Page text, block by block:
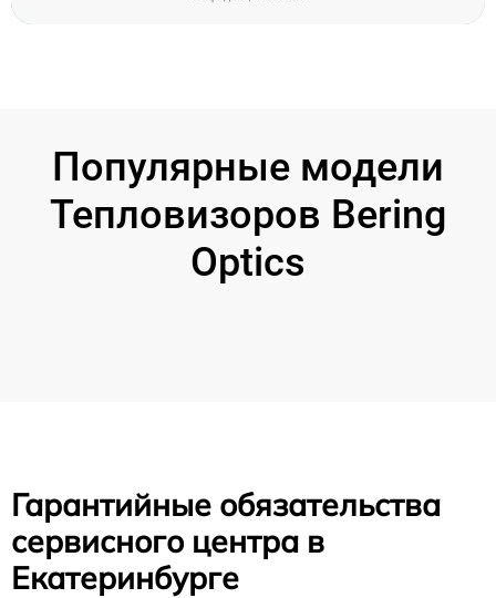
Популярные модели
Тепловизоров Bering
Optics
Гарантийные обязательства
сервисного центра в
Екатеринбурге